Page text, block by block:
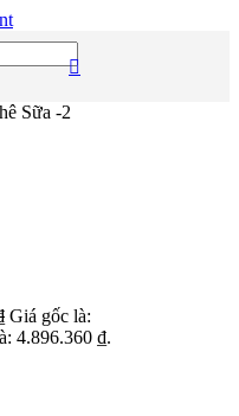
Sữa -2
Giá gốc là:
4.896.360 ₫.